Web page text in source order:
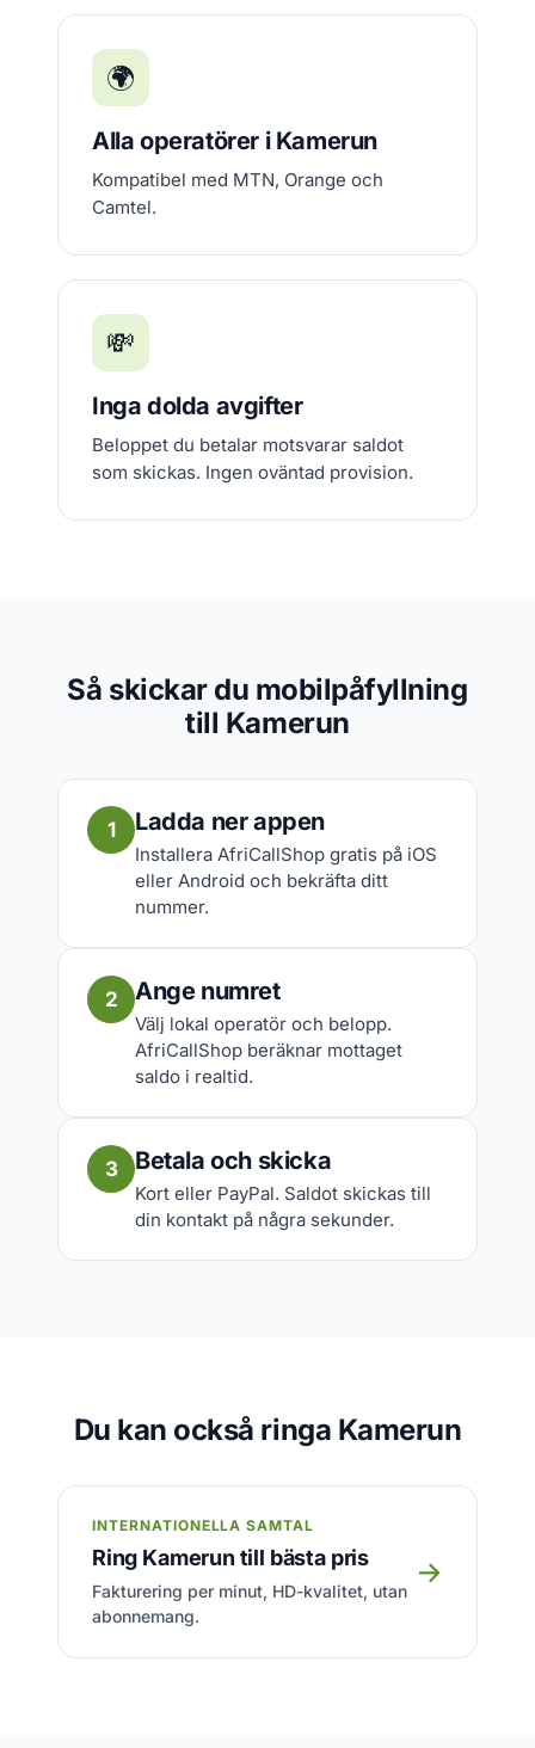
🌍
Alla operatörer i Kamerun
Kompatibel med MTN, Orange och
Camtel.
💸
Inga dolda avgifter
Beloppet du betalar motsvarar saldot
som skickas. Ingen oväntad provision.
Så skickar du mobilpåfyllning
till Kamerun
1 Ladda ner appen
Installera AfriCallShop gratis på iOS
eller Android och bekräfta ditt
nummer.
2 Ange numret
Välj lokal operatör och belopp.
AfriCallShop beräknar mottaget
saldo i realtid.
3 Betala och skicka
Kort eller PayPal. Saldot skickas till
din kontakt på några sekunder.
Du kan också ringa Kamerun
INTERNATIONELLA SAMTAL
Ring Kamerun till bästa pris
Fakturering per minut, HD-kvalitet, utan
abonnemang.
→